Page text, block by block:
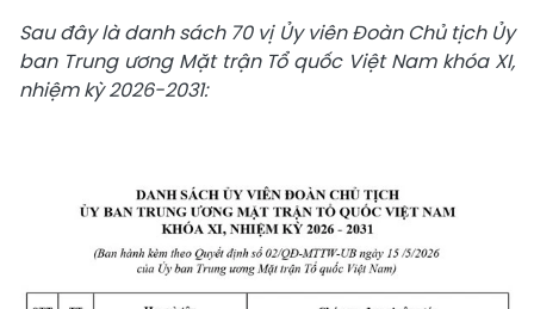
Sau đây là danh sách 70 vị Ủy viên Đoàn Chủ tịch Ủy
ban Trung ương Mặt trận Tổ quốc Việt Nam khóa XI,
nhiệm kỳ 2026-2031: